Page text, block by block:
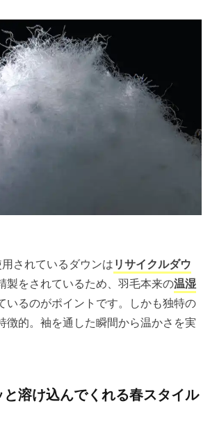
されているダウンはリサイクルダウ
製をされているため、羽毛本来の温湿
いるのがポイントです。しかも独特の
徴的。袖を通した瞬間から温かさを実
と溶け込んでくれる春スタイル